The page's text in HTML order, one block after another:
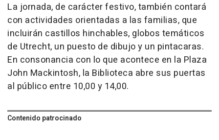
La jornada, de carácter festivo, también contará
con actividades orientadas a las familias, que
incluirán castillos hinchables, globos temáticos
de Utrecht, un puesto de dibujo y un pintacaras.
En consonancia con lo que acontece en la Plaza
John Mackintosh, la Biblioteca abre sus puertas
al público entre 10,00 y 14,00.
Contenido patrocinado